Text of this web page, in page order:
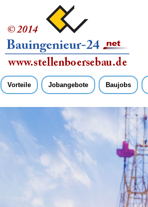
Vorteile Jobangebote Baujobs